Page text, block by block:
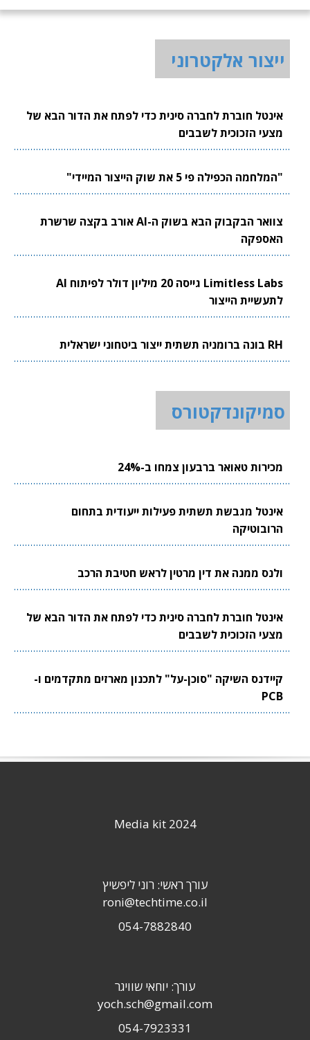
ייצור אלקטרוני
אינטל חוברת לחברה סינית כדי לפתח את הדור הבא של
מצעי הזכוכית לשבבים
"המלחמה הכפילה פי 5 את שוק הייצור המיידי"
צוואר הבקבוק הבא בשוק ה-AI אורב בקצה שרשרת
האספקה
Limitless Labs גייסה 20 מיליון דולר לפיתוח AI
לתעשיית הייצור
RH בונה ברומניה תשתית ייצור ביטחוני ישראלית
סמיקונדקטורס
מכירות טאואר ברבעון צמחו ב-24%
אינטל מגבשת תשתית פעילות ייעודית בתחום
הרובוטיקה
ולנס ממנה את דין מרטין לראש חטיבת הרכב
אינטל חוברת לחברה סינית כדי לפתח את הדור הבא של
מצעי הזכוכית לשבבים
קיידנס השיקה "סוכן-על" לתכנון מארזים מתקדמים ו-
PCB
Media kit 2024
עורך ראשי: רוני ליפשיץ
roni@techtime.co.il
054-7882840
עורך: יוחאי שוויגר
yoch.sch@gmail.com
054-7923331